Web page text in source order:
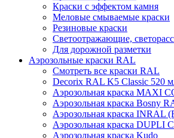
Краски с эффектом камня
Меловые смываемые краски
Резиновые краски
Светоотражающие,
Для дорожной разметки
Аэрозольные краски RAL
Смотреть все краски RAL
Decorix RAL K5 Classic 520
Аэрозольная краска MAXI
Аэрозольная краска Bosny
Аэрозольная краска INRAL
Аэрозольная краска DUPLI
Аэрозольная краска Kudo